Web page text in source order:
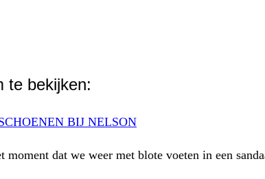
te bekijken:
BIJ NELSON
dat we weer met blote voeten in een